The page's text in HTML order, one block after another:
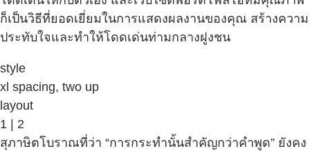
ก็เป็นวิธีที่ยอดเยี่ยมในการแสดงผลงานของคุณ สร้างความ
ประทับใจและทำให้โดดเด่นท่ามกลางฝูงชน
style
xl spacing, two up
layout
1 | 2
สุภาษิตโบราณที่ว่า “การกระทำนั้นสำคัญกว่าคำพูด” ยังคง